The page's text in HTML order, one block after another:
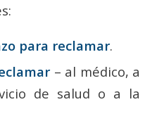
para reclamar.
– al médico, a
de salud o a la